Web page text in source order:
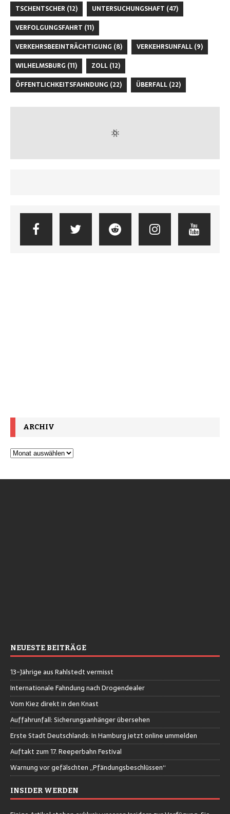
TSCHENTSCHER (12) UNTERSUCHUNGSHAFT (47)
VERFOLGUNGSFAHRT (11)
VERKEHRSBEEINTRÄCHTIGUNG (8) VERKEHRSUNFALL (9)
WILHELMSBURG (11) ZOLL (12)
ÖFFENTLICHKEITSFAHNDUNG (22) ÜBERFALL (22)
ARCHIV
NEUESTE BEITRÄGE
13-Jährige aus Rahlstedt vermisst
Internationale Fahndung nach Drogendealer
Vom Kiez direkt in den Knast
Auffahrunfall: Sicherungsanhänger übersehen
Erste Stadt Deutschlands: In Hamburg jetzt online ummelden
Auftakt zum 17. Reeperbahn Festival
Warnung vor gefälschten „Pfändungsbeschlüssen“
INSIDER WERDEN